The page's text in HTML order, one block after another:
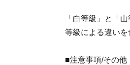
「白等級」と「
等級による違いを
■注意事項/その他